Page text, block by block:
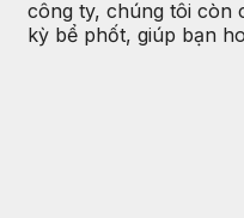
công ty, chúng tôi còn
kỳ bể phốt, giúp bạn